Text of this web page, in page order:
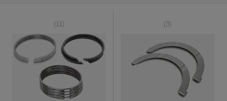
(11) (3)